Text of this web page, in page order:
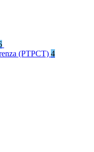
(PTPCT) 4